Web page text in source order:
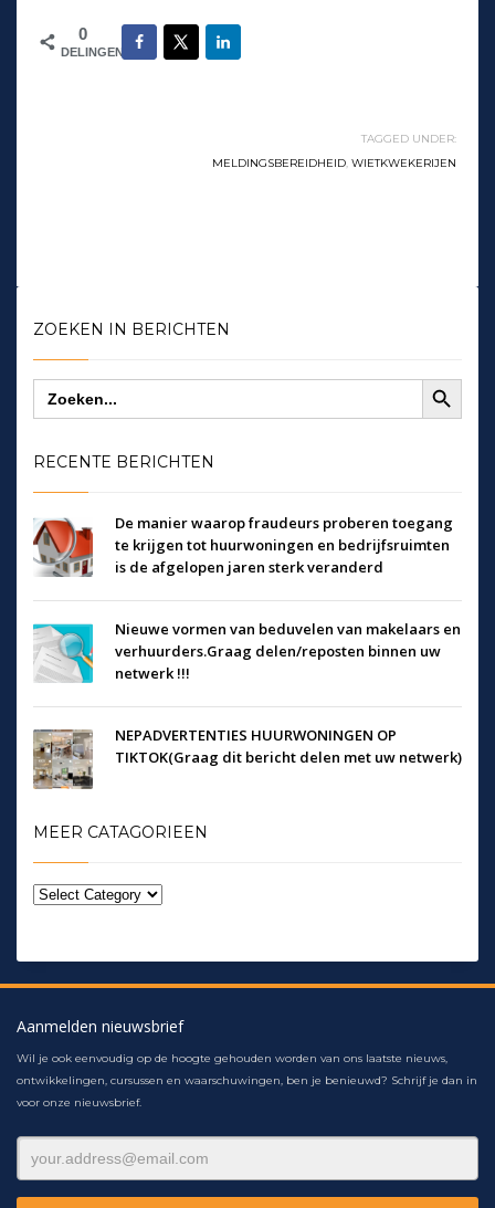
0
DELINGEN
TAGGED UNDER:
MELDINGSBEREIDHEID, WIETKWEKERIJEN
ZOEKEN IN BERICHTEN
Zoek
naar:
Zoekknop
RECENTE BERICHTEN
De manier waarop fraudeurs proberen toegang
te krijgen tot huurwoningen en bedrijfsruimten
is de afgelopen jaren sterk veranderd
Nieuwe vormen van beduvelen van makelaars en
verhuurders.Graag delen/reposten binnen uw
netwerk !!!
NEPADVERTENTIES HUURWONINGEN OP
TIKTOK(Graag dit bericht delen met uw netwerk)
MEER CATAGORIEEN
Aanmelden nieuwsbrief
Wil je ook eenvoudig op de hoogte gehouden worden van ons laatste nieuws,
ontwikkelingen, cursussen en waarschuwingen, ben je benieuwd? Schrijf je dan in
voor onze nieuwsbrief.